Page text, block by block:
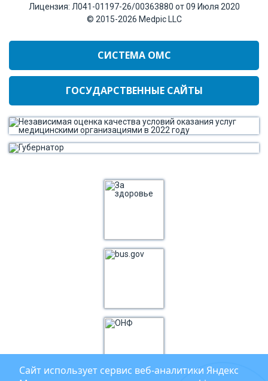
Лицензия: Л041-01197-26/00363880 от 09 Июля 2020
© 2015-2026 Medpic LLC
СИСТЕМА ОМС
ГОСУДАРСТВЕННЫЕ САЙТЫ
Сайт использует сервис веб‑аналитики Яндекс